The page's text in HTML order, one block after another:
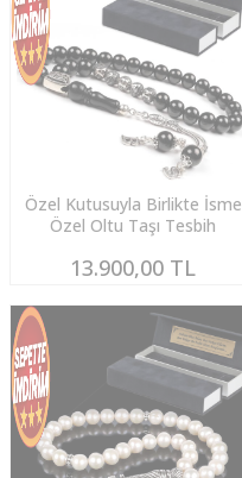
Özel Kutusuyla Birlikte İsme
Özel Oltu Taşı Tesbih
13.900,00 TL